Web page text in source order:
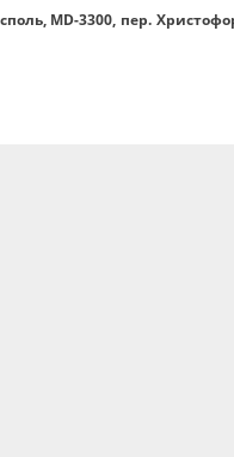
MD-3300, пер.